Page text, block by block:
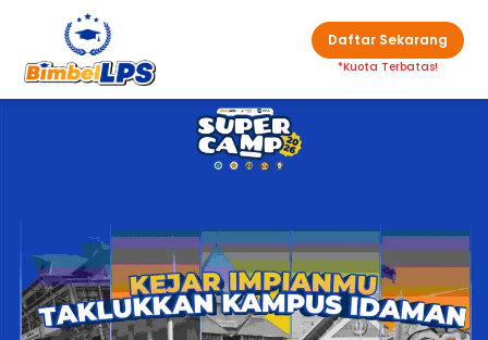
Daftar Sekarang
*Kuota Terbatas!